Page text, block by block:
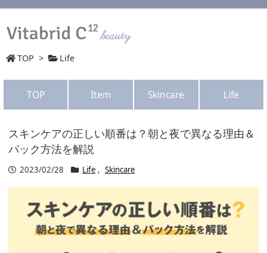
TOP > Life
TOP Item Skincare Life
スキンケアの正しい順番は？朝と夜で異なる理由＆
パック方法を解説
2023/02/28 Life , Skincare